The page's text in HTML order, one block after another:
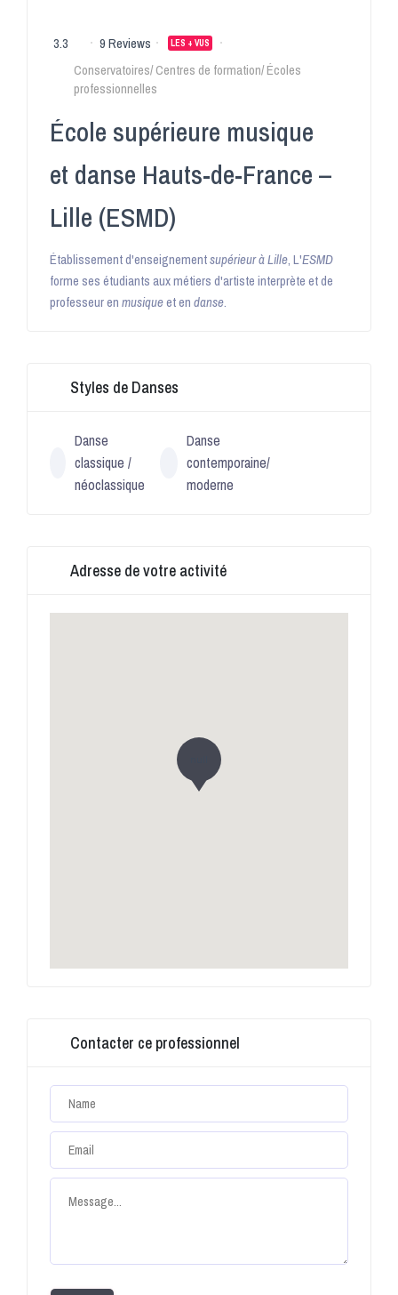
3.3 9 Reviews LES + VUS
Conservatoires/ Centres de formation/ Écoles
professionnelles
École supérieure musique
et danse Hauts-de-France –
Lille (ESMD)
Établissement d'enseignementsupérieur à Lille, L'ESMD
forme ses étudiants aux métiers d'artiste interprète et de
professeur enmusiqueet endanse.
Styles de Danses
Danse
classique /
néoclassique
Danse
contemporaine/
moderne
Adresse de votre activité
Contacter ce professionnel